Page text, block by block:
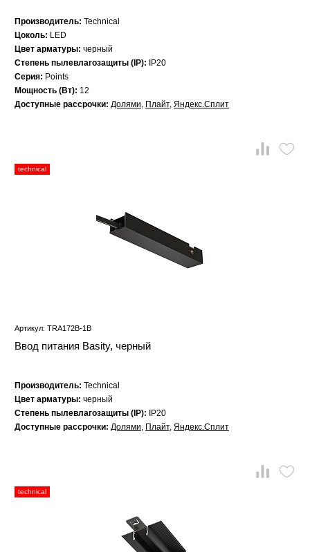
Производитель: Technical
Цоколь: LED
Цвет арматуры: черный
Степень пылевлагозащиты (IP):
IP20
Серия: Points
Мощность (Вт): 12
Доступные рассрочки: Долями, Плайт, Яндекс.Сплит
technical
Артикул: TRA172B-1B
Ввод питания Basity, черный
Производитель: Technical
Цвет арматуры: черный
Степень пылевлагозащиты (IP):
IP20
Доступные рассрочки: Долями, Плайт, Яндекс.Сплит
technical